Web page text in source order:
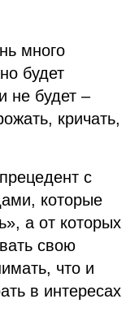
много
будет
не будет –
кричать,
с
которые
а от которых
свою
что и
в интересах